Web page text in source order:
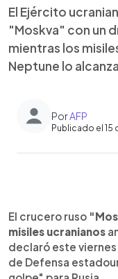
El Ejército
"Moskva" con un
mientras los
Neptune lo
PorAFP
Publicado el 15
Escuchar
El crucero ruso
misiles ucranianos
declaró este
de Defensa